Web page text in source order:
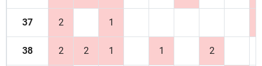
37 2 1
38 2 2 1 1 2